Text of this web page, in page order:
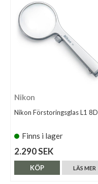
Nikon
Nikon Förstoringsglas L1 8D
Finns i lager
2.290 SEK
LÄS MER
KÖP